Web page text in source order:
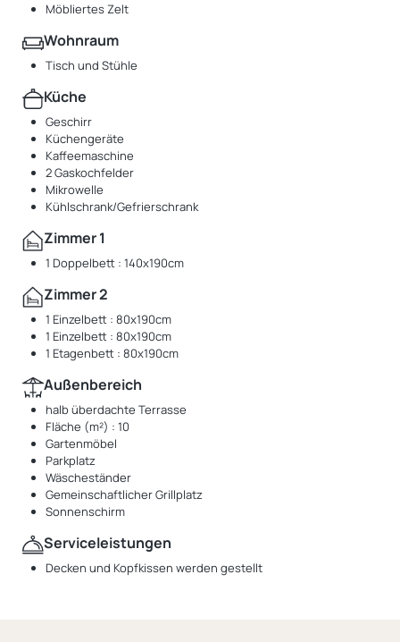
Möbliertes Zelt
Wohnraum
Tisch und Stühle
Küche
Geschirr
Küchengeräte
Kaffeemaschine
2 Gaskochfelder
Mikrowelle
Kühlschrank/Gefrierschrank
Zimmer 1
1 Doppelbett : 140x190cm
Zimmer 2
1 Einzelbett : 80x190cm
1 Einzelbett : 80x190cm
1 Etagenbett : 80x190cm
Außenbereich
halb überdachte Terrasse
Fläche (m²) : 10
Gartenmöbel
Parkplatz
Wäscheständer
Gemeinschaftlicher Grillplatz
Sonnenschirm
Serviceleistungen
Decken und Kopfkissen werden gestellt